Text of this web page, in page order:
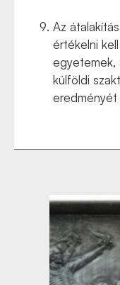
Az
értékelni
egyetemek,
külföldi
eredményét